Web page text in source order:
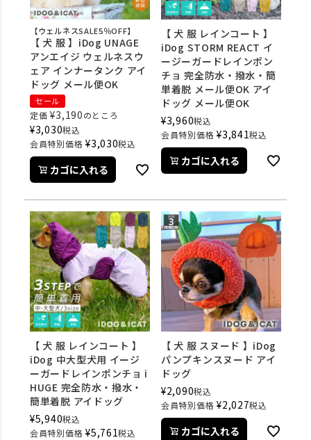
【ウェルネスSALE5％OFF】
【 犬 服 】iDog UNAGE
アンエイジ ウェルネスウ
ェア インナータンク アイ
ドッグ メール便OK
セール
定価 ¥3,190のところ
¥3,030税込
会員特別価格 ¥3,030税込
カゴに入れる
【 犬 服 レインコート 】
iDog STORM REACT イ
ージーガードレインポン
チョ 完全防水・撥水・簡
単着脱 メール便OK アイ
ドッグ メール便OK
¥3,960税込
会員特別価格 ¥3,841税込
カゴに入れる
【 犬 服 レインコート 】
iDog 中大型犬用 イージ
ーガードレインポンチョ i
HUGE 完全防水・撥水・
簡単着脱 アイドッグ
¥5,940税込
会員特別価格 ¥5,761税込
【 犬 服 スヌード 】iDog
パンプキンスヌード アイ
ドッグ
¥2,090税込
会員特別価格 ¥2,027税込
カゴに入れる